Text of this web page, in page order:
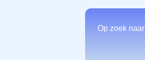
Op zoek naar